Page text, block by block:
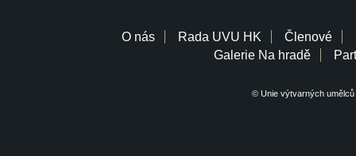
O nás Rada UVU HK Členové
Galerie Na hradě
© Unie výtvarných